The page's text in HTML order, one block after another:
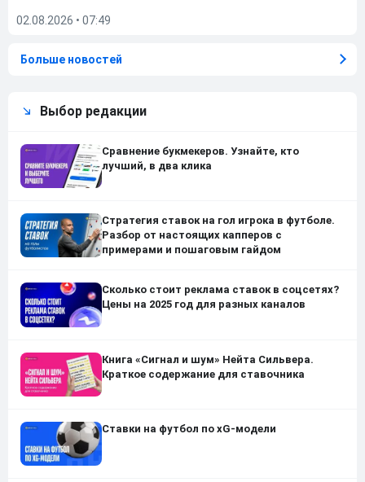
02.08.2026 • 07:49
Больше новостей
Выбор редакции
Сравнение букмекеров. Узнайте, кто
лучший, в два клика
Стратегия ставок на гол игрока в футболе.
Разбор от настоящих капперов с
примерами и пошаговым гайдом
Сколько стоит реклама ставок в соцсетях?
Цены на 2025 год для разных каналов
Книга «Сигнал и шум» Нейта Сильвера.
Краткое содержание для ставочника
Ставки на футбол по xG-модели